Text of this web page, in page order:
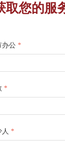
取您的服
办公 *
*
*